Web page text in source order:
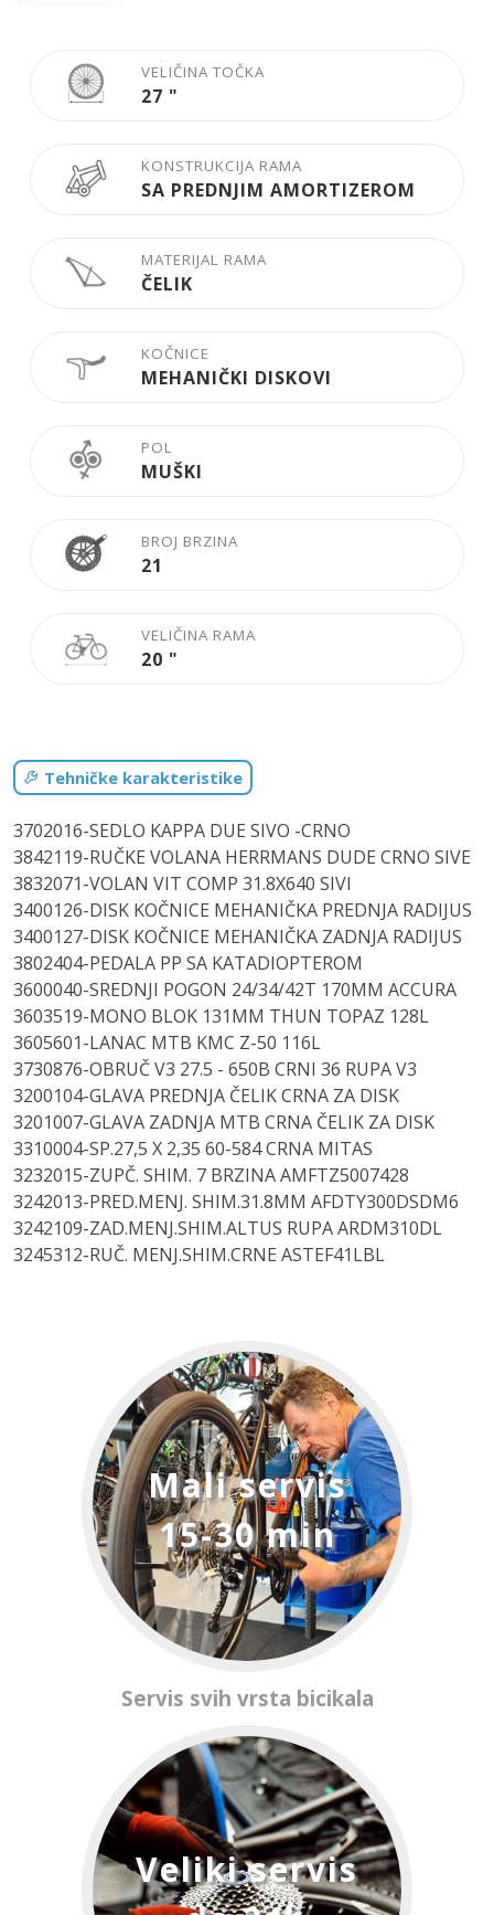
VELIČINA TOČKA
27 "
KONSTRUKCIJA RAMA
SA PREDNJIM AMORTIZEROM
MATERIJAL RAMA
ČELIK
KOČNICE
MEHANIČKI DISKOVI
POL
MUŠKI
BROJ BRZINA
21
VELIČINA RAMA
20 "
Tehničke karakteristike
3702016-SEDLO KAPPA DUE SIVO -CRNO
3842119-RUČKE VOLANA HERRMANS DUDE CRNO SIVE
3832071-VOLAN VIT COMP 31.8X640 SIVI
3400126-DISK KOČNICE MEHANIČKA PREDNJA RADIJUS
3400127-DISK KOČNICE MEHANIČKA ZADNJA RADIJUS
3802404-PEDALA PP SA KATADIOPTEROM
3600040-SREDNJI POGON 24/34/42T 170MM ACCURA
3603519-MONO BLOK 131MM THUN TOPAZ 128L
3605601-LANAC MTB KMC Z-50 116L
3730876-OBRUČ V3 27.5 - 650B CRNI 36 RUPA V3
3200104-GLAVA PREDNJA ČELIK CRNA ZA DISK
3201007-GLAVA ZADNJA MTB CRNA ČELIK ZA DISK
3310004-SP.27,5 X 2,35 60-584 CRNA MITAS
3232015-ZUPČ. SHIM. 7 BRZINA AMFTZ5007428
3242013-PRED.MENJ. SHIM.31.8MM AFDTY300DSDM6
3242109-ZAD.MENJ.SHIM.ALTUS RUPA ARDM310DL
3245312-RUČ. MENJ.SHIM.CRNE ASTEF41LBL
Mali servis
15-30 min
Servis svih vrsta bicikala
Veliki servis